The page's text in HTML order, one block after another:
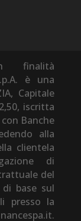
finalità
è una
Capitale
iscritta
Banche
alla
clientela
di
del
base sul
presso la